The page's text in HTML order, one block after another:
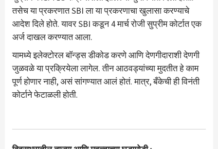
तसेच या प्रकरणात SBI ला या प्रकरणाचा खुलासा करण्याचे
आदेश दिले होते. यावर SBI कडून 4 मार्च रोजी सुप्रीम कोर्टात एक
अर्ज दाखल करण्यात आला.
यामध्ये इलेक्टोरल बॉन्ड्स डीकोड करणे आणि देणगीदाराशी देणगी
जुळवळे या प्रक्रियेला लागेल. तीन आठवड्यांच्या मुदतीत हे काम
पूर्ण होणार नाही, असं सांगण्यात आलं होतं. मात्र, बँकेची ही विनंती
कोर्टाने फेटाळली होती.